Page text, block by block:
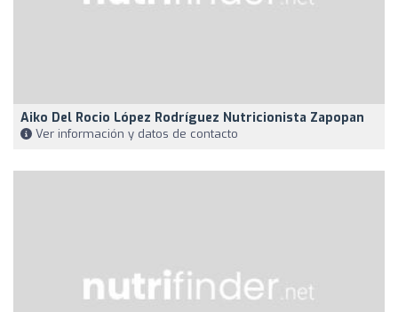
Aiko Del Rocio López Rodríguez Nutricionista Zapopan
Ver información y datos de contacto